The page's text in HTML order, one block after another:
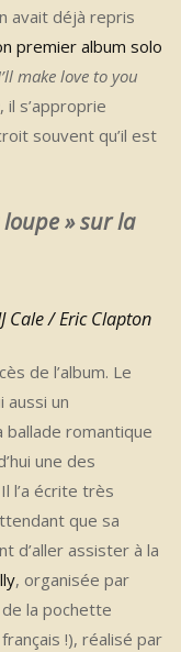
avait déjà repris
premier album solo
make love to you
, il s’approprie
souvent qu’il est
» sur la
Cale / Eric Clapton
de l’album. Le
un
romantique
une des
l’a écrite très
que sa
d’aller assister à la
, organisée par
la pochette
!), réalisé par